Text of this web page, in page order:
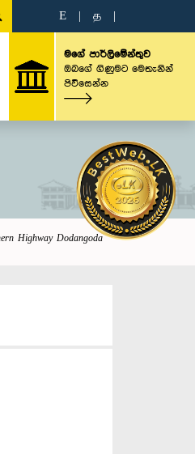
E த
මගේ පාර්ලිමේන්තුව
ඔබගේ ගිණුමට මෙතැනින්
පිවිසෙන්න
Highway Dodangoda